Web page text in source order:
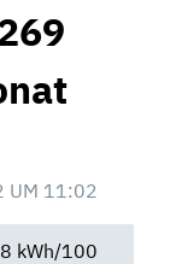
UM 11:02
kWh/100